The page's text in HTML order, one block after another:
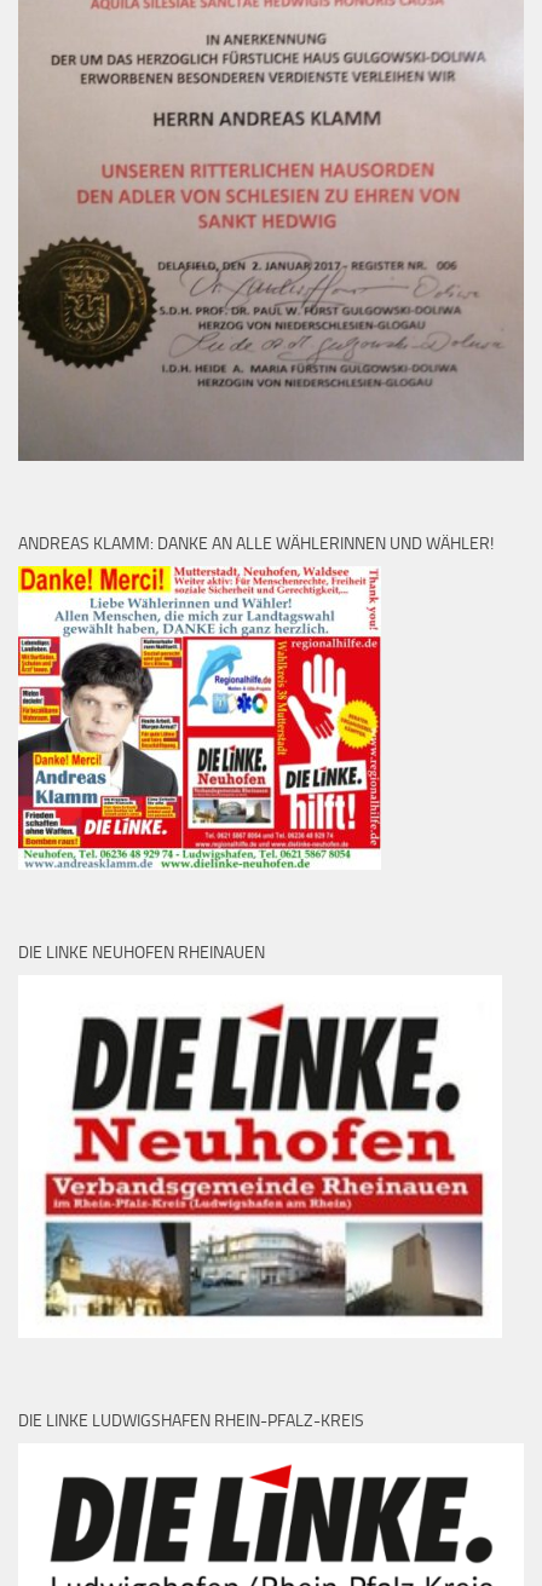
ANDREAS KLAMM: DANKE AN ALLE WÄHLERINNEN UND WÄHLER!
DIE LINKE NEUHOFEN RHEINAUEN
DIE LINKE LUDWIGSHAFEN RHEIN-PFALZ-KREIS